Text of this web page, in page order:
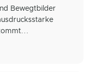
Bewegtbilder